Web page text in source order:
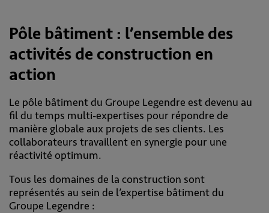
Pôle bâtiment : l’ensemble des
activités de construction en
action
Le pôle bâtiment du Groupe Legendre est devenu au
fil du temps multi-expertises pour répondre de
manière globale aux projets de ses clients. Les
collaborateurs travaillent en synergie pour une
réactivité optimum.
Tous les domaines de la construction sont
représentés au sein de l’expertise bâtiment du
Groupe Legendre :